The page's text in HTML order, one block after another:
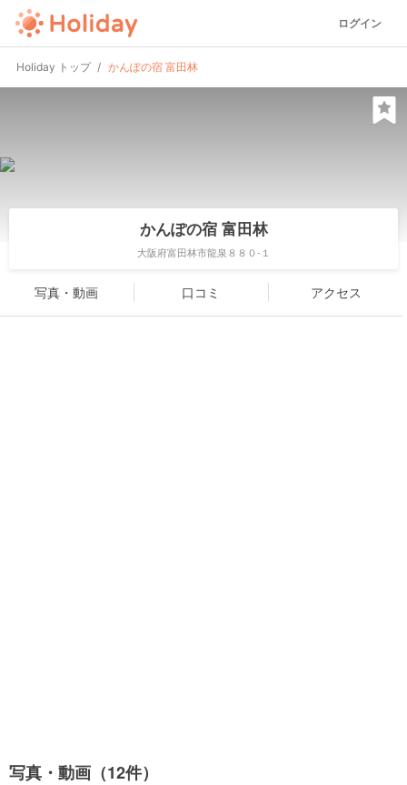
ログイン
Holiday トップ かんぽの宿 富田林
かんぽの宿 富田林
大阪府富田林市龍泉８８０-１
写真・動画 口コミ アクセス
写真・動画（12件）